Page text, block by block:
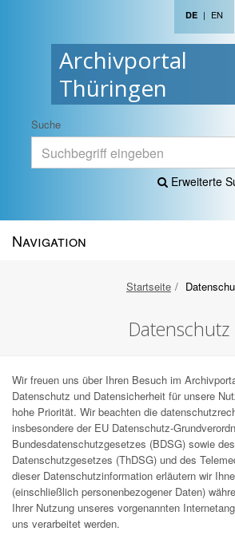
Archivportal
Thüringen
DE | EN
Suche
Erweiterte
Navigation
Startseite
Datenschutz
Wir freuen uns über Ihren Besuch im
Datenschutz und Datensicherheit für unsere
hohe Priorität. Wir beachten die
insbesondere der EU Datenschutz-
Bundesdatenschutzgesetzes (BDSG) sowie
Datenschutzgesetzes (ThDSG) und des
dieser Datenschutzinformation erläutern wir
(einschließlich personenbezogener Daten)
Ihrer Nutzung unseres vorgenannten
uns verarbeitet werden.